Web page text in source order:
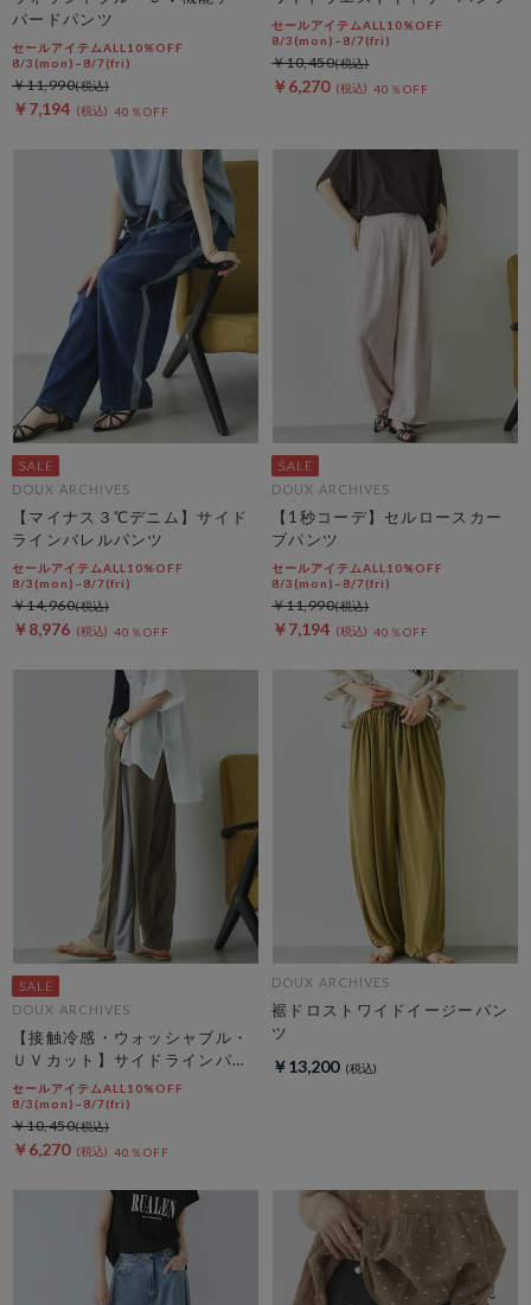
パードパンツ
セールアイテムALL10%OFF
8/3(mon)~8/7(fri)
￥7,194 40％OFF
￥11,990
セールアイテムALL10%OFF
8/3(mon)~8/7(fri)
￥6,270 40％OFF
￥10,450
DOUX ARCHIVES
【マイナス３℃デニム】サイド
ラインバレルパンツ
セールアイテムALL10%OFF
8/3(mon)~8/7(fri)
￥8,976 40％OFF
￥14,960
DOUX ARCHIVES
【1秒コーデ】セルロースカー
ブパンツ
セールアイテムALL10%OFF
8/3(mon)~8/7(fri)
￥7,194 40％OFF
￥11,990
DOUX ARCHIVES
【接触冷感・ウォッシャブル・
ＵＶカット】サイドラインパン
ツ
セールアイテムALL10%OFF
8/3(mon)~8/7(fri)
￥6,270 40％OFF
￥10,450
DOUX ARCHIVES
裾ドロストワイドイージーパン
ツ
￥13,200